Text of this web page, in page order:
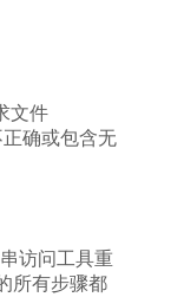
文件
正确或包含无
串访问工具重
所有步骤都